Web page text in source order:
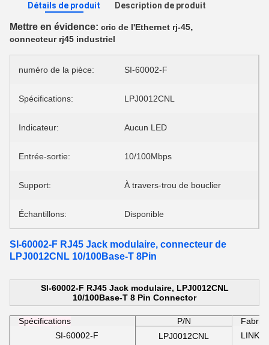
Détails de produit Description de produit
Mettre en évidence: cric de l'Ethernet rj-45,
connecteur rj45 industriel
numéro de la pièce: SI-60002-F
Spécifications: LPJ0012CNL
Indicateur: Aucun LED
Entrée-sortie: 10/100Mbps
Support: À travers-trou de bouclier
Échantillons: Disponible
SI-60002-F RJ45 Jack modulaire, connecteur de
LPJ0012CNL 10/100Base-T 8Pin
SI-60002-F RJ45 Jack modulaire, LPJ0012CNL
10/100Base-T 8 Pin Connector
Spécifications P/N
SI-60002-F
LPJ0012CNL
LINK-